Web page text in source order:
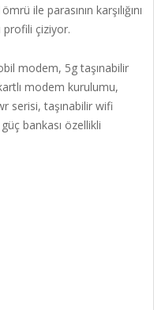
ile parasının karşılığını
profili çiziyor.
modem, 5g taşınabilir
modem kurulumu,
serisi, taşınabilir wifi
bankası özellikli